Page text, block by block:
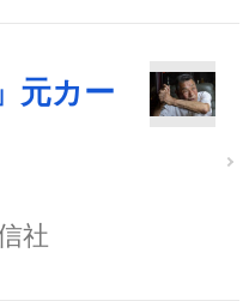
元カー
社